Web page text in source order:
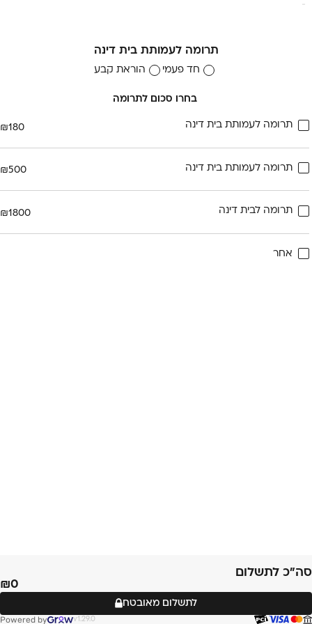
תרומה לעמותת בית דינה
חד פעמי הוראת קבע
בחרו סכום לתרומה
תרומה לעמותת בית דינה ₪180
תרומה לעמותת בית דינה ₪500
תרומה לבית דינה ₪1800
אחר
סה״כ לתשלום
0
לתשלום מאובטח
Powered by v1.29.0